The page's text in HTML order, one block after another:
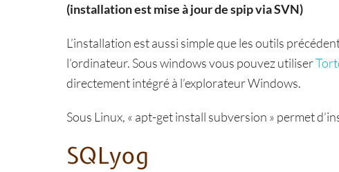
(installation est mise à jour de spip via SVN)
L’installation est aussi simple que les outils
l’ordinateur. Sous windows vous pouvez utiliser
directement intégré à l’explorateur Windows.
Sous Linux, « apt-get install subversion » permet
SQLyog